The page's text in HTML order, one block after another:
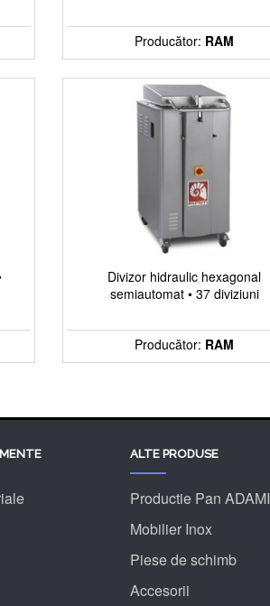
Producător: RAM
Divizor hidraulic hexagonal
semiautomat • 37 diviziuni
Producător: RAM
ALTE PRODUSE
Productie Pan ADAMI
Mobilier Inox
Piese de schimb
Accesorii